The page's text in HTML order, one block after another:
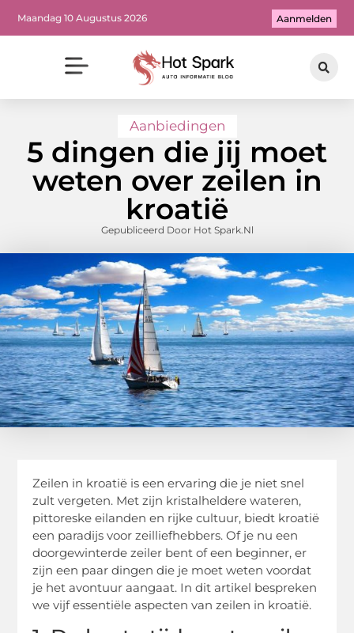
Maandag 10 Augustus 2026 Aanmelden
Aanbiedingen
5 dingen die jij moet
weten over zeilen in
kroatië
Gepubliceerd Door Hot Spark.nl
Zeilen in kroatië is een ervaring die je niet snel
zult vergeten. Met zijn kristalheldere wateren,
pittoreske eilanden en rijke cultuur, biedt kroatië
een paradijs voor zeilliefhebbers. Of je nu een
doorgewinterde zeiler bent of een beginner, er
zijn een paar dingen die je moet weten voordat
je het avontuur aangaat. In dit artikel bespreken
we vijf essentiële aspecten van zeilen in kroatië.